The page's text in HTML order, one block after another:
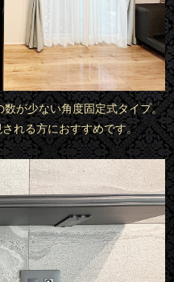
が少ない角度固定式タイプ。
れる方におすすめです。